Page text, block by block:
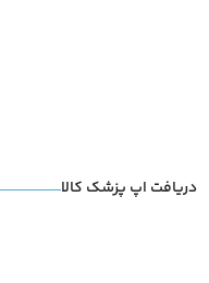
دریافت اپ پزشک کالا